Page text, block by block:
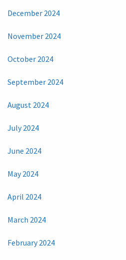
December 2024
November 2024
October 2024
September 2024
August 2024
July 2024
June 2024
May 2024
April 2024
March 2024
February 2024